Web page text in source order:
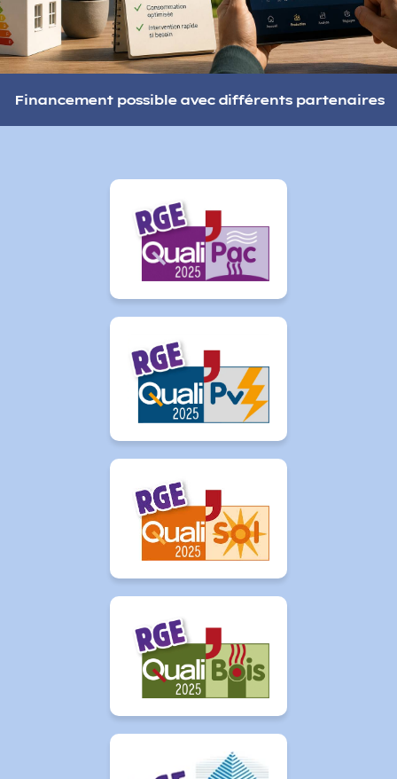
Financement possible avec différents partenaires